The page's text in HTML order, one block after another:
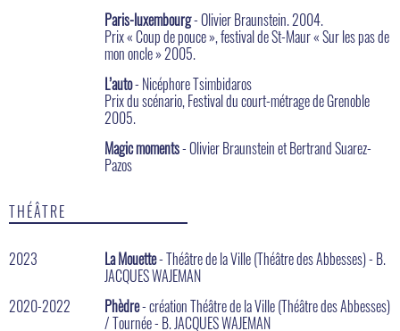
Paris-luxembourg- Olivier Braunstein. 2004.
Prix « Coup de pouce », festival de St-Maur « Sur les pas de
mon oncle » 2005.
L’auto- Nicéphore Tsimbidaros
Prix du scénario, Festival du court-métrage de Grenoble
2005.
Magic moments- Olivier Braunstein et Bertrand Suarez-
Pazos
THÉÂTRE
2023 La Mouette- Théâtre de la Ville (Théâtre des Abbesses) - B.
JACQUES WAJEMAN
2020-2022
Phèdre- création Théâtre de la Ville (Théâtre des Abbesses)
/ Tournée - B. JACQUES WAJEMAN